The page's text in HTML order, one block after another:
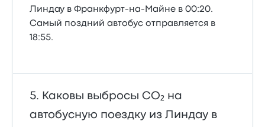
Линдау в Франкфурт-на-Майне в 00:20.
Самый поздний автобус отправляется в
18:55.
Каковы выбросы CO₂ на
автобусную поездку из Линдау в